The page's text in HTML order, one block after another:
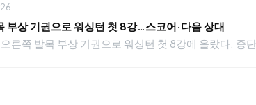
부상 기권으로 워싱턴 첫 8강…스코어·다음 상대
른쪽 발목 부상 기권으로 워싱턴 첫 8강에 올랐다.